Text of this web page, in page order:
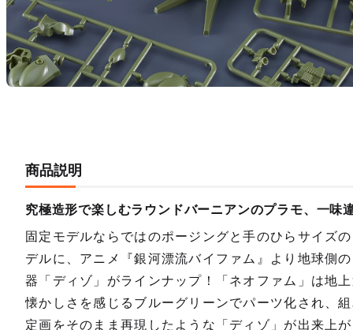
商品説明
究極造形で楽しむラウンドバーニアンのプラモ、一味
固定モデルならではのポージングと手のひらサイズ
デルに、アニメ『銀河漂流バイファム』より地球側
器「ディゾ」がラインナップ！「ネオファム」は地
懐かしさを感じるブルーグリーンでパーツ化され、
定画をそのまま再現したような「ディゾ」が出来上